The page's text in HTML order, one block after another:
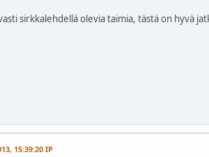
sirkkalehdellä olevia taimia, tästä on hyvä
15:39:20 IP